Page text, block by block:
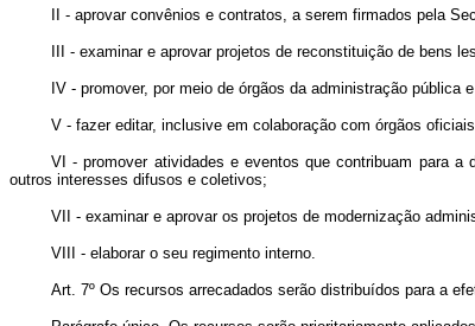
II - aprovar convênios e contratos, a serem firmados pela
III - examinar e aprovar projetos de reconstituição de bens
IV - promover, por meio de órgãos da administração
V - fazer editar, inclusive em colaboração com órgãos
VI - promover atividades e eventos que contribuam para
outros interesses difusos e coletivos;
VII - examinar e aprovar os projetos de modernização
VIII - elaborar o seu regimento interno.
Art. 7º Os recursos arrecadados serão distribuídos para a